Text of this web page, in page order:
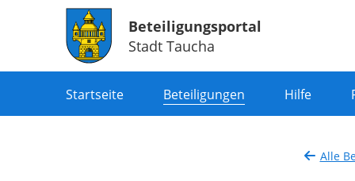
Beteiligungsportal
Stadt Taucha
Startseite Beteiligungen Hilfe
Alle